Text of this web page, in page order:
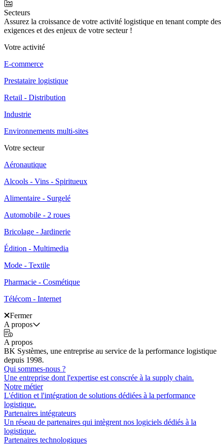
Secteurs
Assurez la croissance de votre activité logistique en tenant compte des
exigences et des enjeux de votre secteur !
Votre activité
E-commerce
Prestataire logistique
Retail - Distribution
Industrie
Environnements multi-sites
Votre secteur
Aéronautique
Alcools - Vins - Spiritueux
Alimentaire - Surgelé
Automobile - 2 roues
Bricolage - Jardinerie
Édition - Multimedia
Mode - Textile
Pharmacie - Cosmétique
Télécom - Internet
Fermer
A propos
A propos
BK Systèmes, une entreprise au service de la performance logistique
depuis 1998.
Qui sommes-nous ?
Une entreprise dont l'expertise est conscrée à la supply chain.
Notre métier
L'édition et l'intégration de solutions dédiées à la performance
logistique.
Partenaires intégrateurs
Un réseau de partenaires qui intègrent nos logiciels dédiés à la
logistique.
Partenaires technologiques